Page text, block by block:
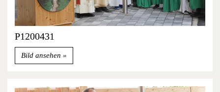
P1200431
Bild ansehen